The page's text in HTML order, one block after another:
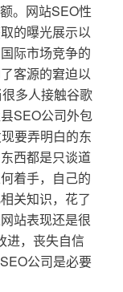
。网站SEO性
的曝光展示以
际市场竞争的
客源的窘迫以
多人接触谷歌
SEO公司外包
要弄明白的东
西都是只谈道
着手，自己的
关知识，花了
站表现还是很
进，丧失自信
公司是必要